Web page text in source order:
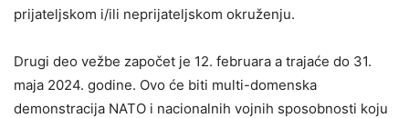
prijateljskom i/ili neprijateljskom okruženju.
Drugi deo vežbe započet je 12. februara a trajaće do 31.
maja 2024. godine. Ovo će biti multi-domenska
demonstracija NATO i nacionalnih vojnih sposobnosti koju